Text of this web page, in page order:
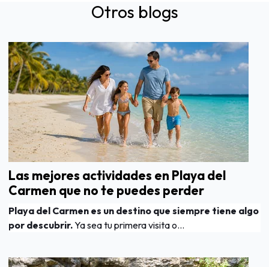
Otros blogs
Las mejores actividades en Playa del
Carmen que no te puedes perder
Playa del Carmen es un destino que siempre tiene algo
por descubrir.Ya sea tu primera visita o...